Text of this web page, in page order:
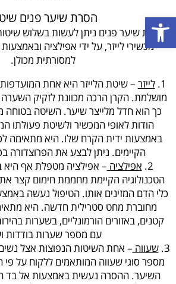
פתח סרגל נגישות הסרת שיער פנים
הסרת שיער פנים ניתן לעשות בשלוש
מכשירי לייזר, על ידי אפילציה
למסורתית מכולן.
לייזר – שיטת הלייזר היא אחת
מושלמת. הקרן הרכה מכוונת לזקיק השערה
כך הוא חדל מלייצר שיער. השיטה בטוחה
הודות לאופי המכשיר ולשיטת פעולתו
באמצעות ידית הקרח שלו. היא מתאימה
הקיימים. ניתן לבצע את הפרוצדורה
אפילציה – אפילציה מטפלת אף היא
הטכנולוגיה הקיימת מחממת חימום קצר
כלי הדם המזינים אותו. הטיפול נעשה
מחוברת מחט סטרילית חדשה. היא
קטנים, באזורים הורמונליים, בשערות
עם מספר שערות בודדות
שעווה – אחת השיטות הנפוצות אצל
מספר סוגי שעווה המותאמים ללקוח על פי
השיער. ההסרה נעשית באמצעות אל בד